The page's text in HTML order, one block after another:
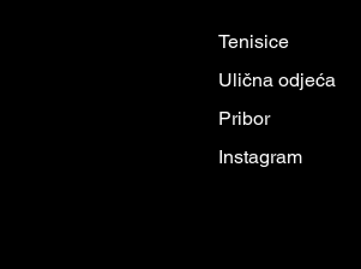
Tenisice
Ulična odjeća
Pribor
Instagram